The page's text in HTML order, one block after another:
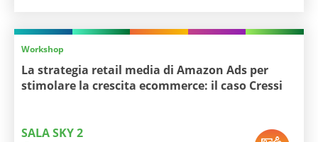
Workshop
La strategia retail media di Amazon Ads per
stimolare la crescita ecommerce: il caso Cressi
SALA SKY 2